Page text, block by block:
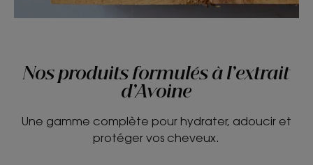
Nos produits formulés à l’extrait
d’Avoine
Une gamme complète pour hydrater, adoucir et
protéger vos cheveux.